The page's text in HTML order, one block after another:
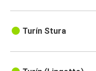
Turín Stura